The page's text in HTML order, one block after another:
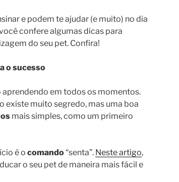
e podem te ajudar (e muito) no dia
confere algumas dicas para
do seu pet. Confira!
o sucesso
aprendendo em todos os momentos.
existe muito segredo, mas uma boa
mais simples, como um primeiro
é o comando“senta”. Neste artigo,
o seu pet de maneira mais fácil e